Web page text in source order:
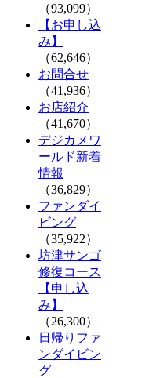
（93,099）
【お申し込
み】
（62,646）
お問合せ
（41,936）
お店紹介
（41,670）
デジカメワ
ールド新着
情報
（36,829）
ファンダイ
ビング
（35,922）
坊津サンゴ
修復コース
【申し込
み】
（26,300）
日帰りファ
ンダイビン
グ